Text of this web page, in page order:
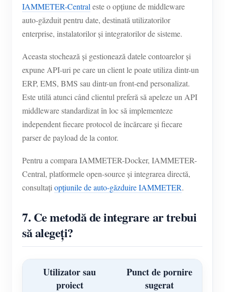
IAMMETER-Central este o opțiune de middleware
auto-găzduit pentru date, destinată utilizatorilor
enterprise, instalatorilor și integratorilor de sisteme.
Aceasta stochează și gestionează datele contoarelor și
expune API-uri pe care un client le poate utiliza dintr-un
ERP, EMS, BMS sau dintr-un front-end personalizat.
Este utilă atunci când clientul preferă să apeleze un API
middleware standardizat în loc să implementeze
independent fiecare protocol de încărcare și fiecare
parser de payload de la contor.
Pentru a compara IAMMETER-Docker, IAMMETER-
Central, platformele open-source și integrarea directă,
consultați opțiunile de auto-găzduire IAMMETER.
7. Ce metodă de integrare ar trebui
să alegeți?
Utilizator sau
proiect
Punct de pornire
sugerat